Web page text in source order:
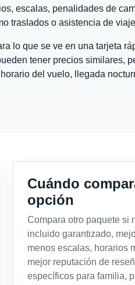
escalas, penalidades de
traslados o asistencia de
lo que se ve en una tarjeta
tener precios similares,
del vuelo, llegada
Cuándo
opción
Compara otro paquete si
incluido garantizado,
menos escalas, horarios
mejor reputación de
específicos para familia,